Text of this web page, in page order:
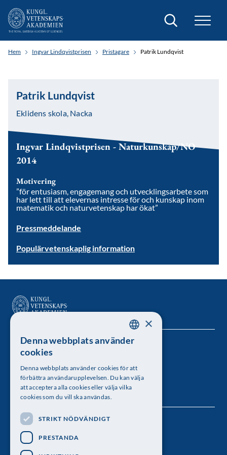
Sök
Hem Ingvar Lindqvistprisen Pristagare Patrik Lundqvist
Patrik Lundqvist
Eklidens skola, Nacka
Ingvar Lindqvistprisen - Naturkunskap/NO
2014
Motivering
”för entusiasm, engagemang och utvecklingsarbete som
har lett till att elevernas intresse för och kunskap inom
matematik och naturvetenskap har ökat”
Pressmeddelande
Populärvetenskaplig information
Kungl. Vetenskapsakademien
Besöksadress: Lilla Frescativägen 4A
Telefon: 08-673 95 00
Följ oss
SWEDISH
×
Denna webbplats använder
cookies
Denna webbplats använder cookies för att
förbättra användarupplevelsen. Du kan välja
att acceptera alla cookies eller välja vilka
cookies som du vill ska användas.
STRIKT NÖDVÄNDIGT
PRESTANDA